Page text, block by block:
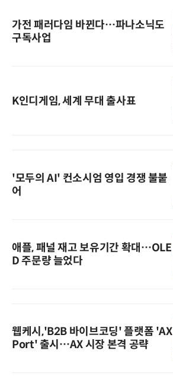
가전 패러다임 바뀐다…파나소닉도
구독사업
K인디게임, 세계 무대 출사표
'모두의 AI' 컨소시엄 영입 경쟁 불붙
어
애플, 패널 재고 보유기간 확대…OLE
D 주문량 늘었다
웹케시,'B2B 바이브코딩' 플랫폼 'AX
Port' 출시…AX 시장 본격 공략